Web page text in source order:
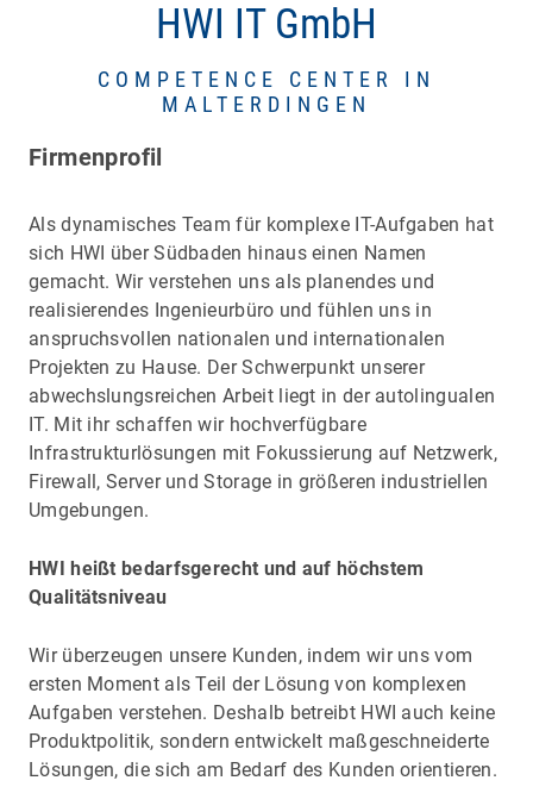
HWI IT GmbH
COMPETENCE CENTER IN
MALTERDINGEN
Firmenprofil
Als dynamisches Team für komplexe IT-Aufgaben hat
sich HWI über Südbaden hinaus einen Namen
gemacht. Wir verstehen uns als planendes und
realisierendes Ingenieurbüro und fühlen uns in
anspruchsvollen nationalen und internationalen
Projekten zu Hause. Der Schwerpunkt unserer
abwechslungsreichen Arbeit liegt in der autolingualen
IT. Mit ihr schaffen wir hochverfügbare
Infrastrukturlösungen mit Fokussierung auf Netzwerk,
Firewall, Server und Storage in größeren industriellen
Umgebungen.
HWI heißt bedarfsgerecht und auf höchstem
Qualitätsniveau
Wir überzeugen unsere Kunden, indem wir uns vom
ersten Moment als Teil der Lösung von komplexen
Aufgaben verstehen. Deshalb betreibt HWI auch keine
Produktpolitik, sondern entwickelt maßgeschneiderte
Lösungen, die sich am Bedarf des Kunden orientieren.